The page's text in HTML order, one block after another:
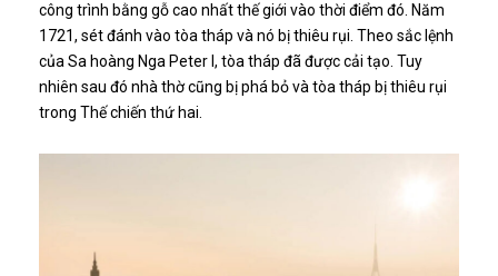
công trình bằng gỗ cao nhất thế giới vào thời điểm đó. Năm
1721, sét đánh vào tòa tháp và nó bị thiêu rụi. Theo sắc lệnh
của Sa hoàng Nga Peter I, tòa tháp đã được cải tạo. Tuy
nhiên sau đó nhà thờ cũng bị phá bỏ và tòa tháp bị thiêu rụi
trong Thế chiến thứ hai.